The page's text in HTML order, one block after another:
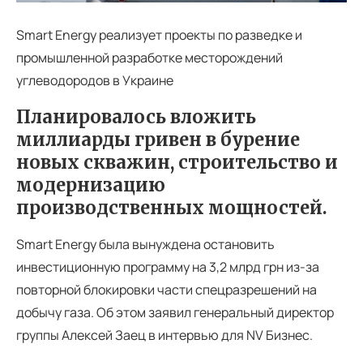
Smart Energy реализует проекты по разведке и
промышленной разработке месторождений
углеводородов в Украине
Планировалось вложить
миллиарды гривен в бурение
новых скважин, строительство и
модернизацию
производственных мощностей.
Smart Energy была вынуждена остановить
инвестиционную программу на 3,2 млрд грн из-за
повторной блокировки части спецразрешений на
добычу газа. Об этом заявил генеральный директор
группы Алексей Заец в интервью для NV Бизнес.